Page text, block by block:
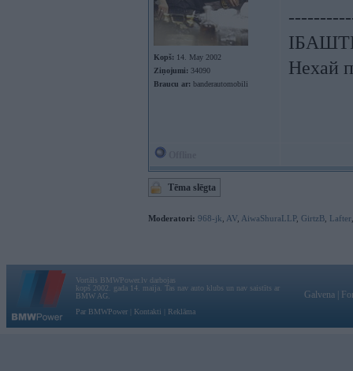
Kopš: 14. May 2002
Ziņojumi: 34090
Braucu ar: banderautomobili
Нехай
Tēma slēgta
Moderatori: 968-jk AV AiwaShuraLLP, GirtzB Lafter
Vortāls BMWPower.lv darbojas
kopš 2002. gada 14. maija. Tas nav auto klubs un nav saistīts ar
BMW AG.
Par BMWPower
Kontakti Reklāma
Galvena